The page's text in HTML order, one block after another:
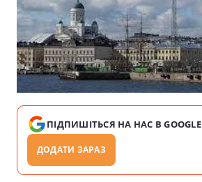
ПІДПИШІТЬСЯ НА НАС В GOOGLE
ДОДАТИ ЗАРАЗ